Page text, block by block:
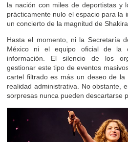
la nación con miles de deportistas y
prácticamente nulo el espacio para la
un concierto de la magnitud de Shakira.
Hasta el momento, ni la Secretaría
México ni el equipo oficial de la
información. El silencio de los
gestionar este tipo de eventos
cartel filtrado es más un deseo de la
realidad administrativa. No obstante,
sorpresas nunca pueden descartarse